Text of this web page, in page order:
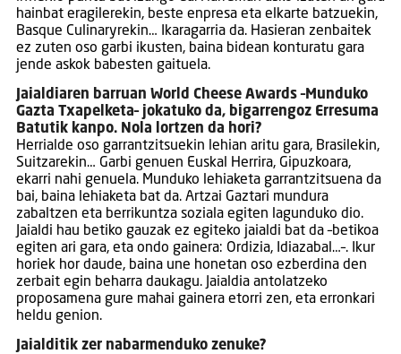
hainbat eragilerekin, beste enpresa eta elkarte batzuekin,
Basque Culinaryrekin… Ikaragarria da. Hasieran zenbaitek
ez zuten oso garbi ikusten, baina bidean konturatu gara
jende askok babesten gaituela.
Jaialdiaren barruan World Cheese Awards –Munduko
Gazta Txapelketa– jokatuko da, bigarrengoz Erresuma
Batutik kanpo. Nola lortzen da hori?
Herrialde oso garrantzitsuekin lehian aritu gara, Brasilekin,
Suitzarekin… Garbi genuen Euskal Herrira, Gipuzkoara,
ekarri nahi genuela. Munduko lehiaketa garrantzitsuena da
bai, baina lehiaketa bat da. Artzai Gaztari mundura
zabaltzen eta berrikuntza soziala egiten lagunduko dio.
Jaialdi hau betiko gauzak ez egiteko jaialdi bat da –betikoa
egiten ari gara, eta ondo gainera: Ordizia, Idiazabal…–. Ikur
horiek hor daude, baina une honetan oso ezberdina den
zerbait egin beharra daukagu. Jaialdia antolatzeko
proposamena gure mahai gainera etorri zen, eta erronkari
heldu genion.
Jaialditik zer nabarmenduko zenuke?